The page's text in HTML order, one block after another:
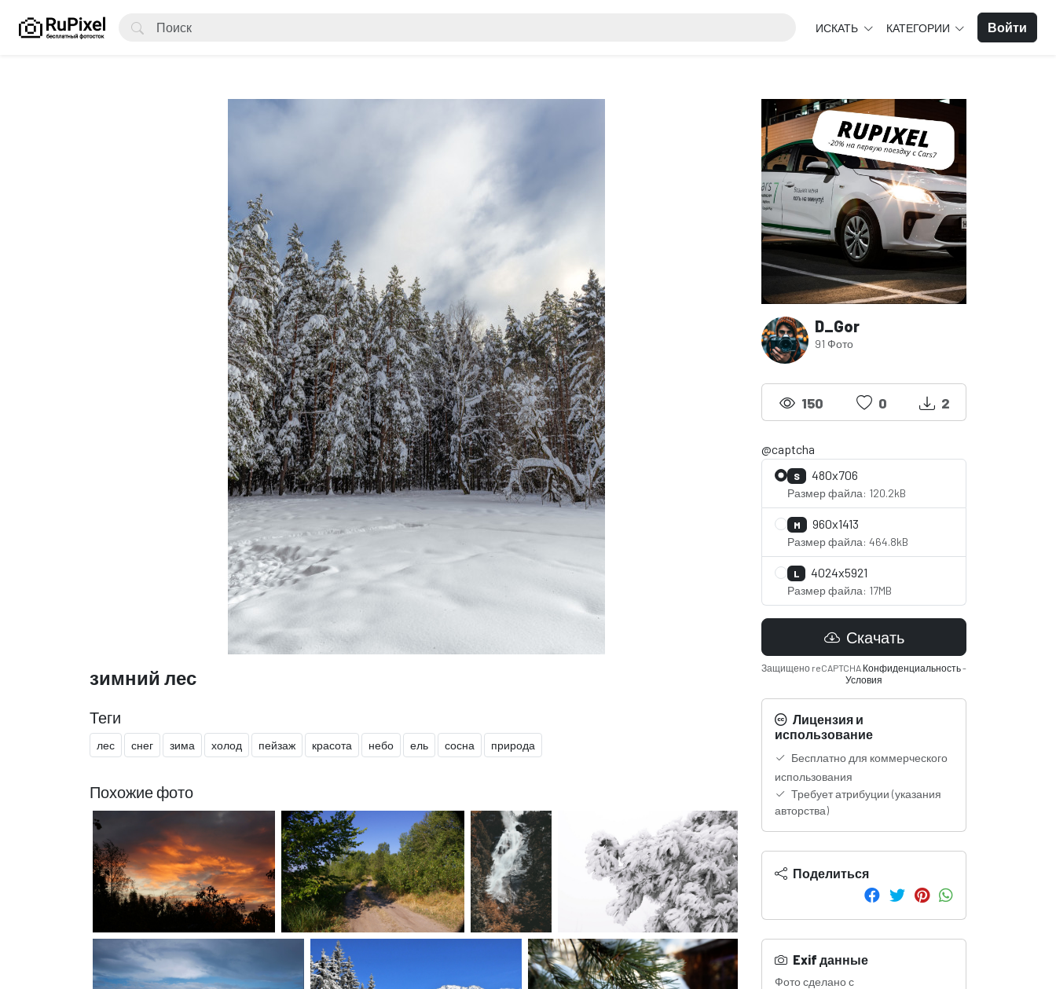
ИСКАТЬ КАТЕГОРИИ Войти
зимний лес
Теги
лес снег зима холод пейзаж красота небо ель сосна природа
Похожие фото
D_Gor
91 Фото
150 0 2
@captcha
S 480x706
Размер файла: 120.2kB
M 960x1413
Размер файла: 464.8kB
L 4024x5921
Размер файла: 17MB
Скачать
Защищено reCAPTCHA Конфиденциальность-
Условия
Лицензия и
использование
Бесплатно для коммерческого
использования
Требует атрибуции (указания
авторства)
Поделиться
Exif данные
Фото сделано с